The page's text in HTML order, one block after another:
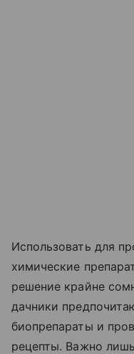
Использовать для
химические
решение крайне
дачники
биопрепараты и
рецепты. Важно